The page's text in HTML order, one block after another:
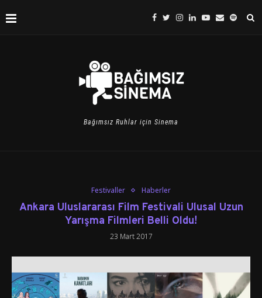
Bağımsız Ruhlar için Sinema
Festivaller Haberler
Ankara Uluslararası Film Festivali Ulusal Uzun
Yarışma Filmleri Belli Oldu!
23 Mart 2017